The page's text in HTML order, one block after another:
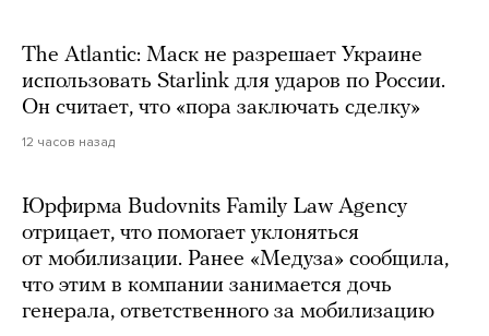
The Atlantic: Маск не разрешает Украине
использовать Starlink для ударов по России.
Он считает, что «пора заключать сделку»
12 часов назад
Юрфирма Budovnits Family Law Agency
отрицает, что помогает уклоняться
от мобилизации. Ранее «Медуза» сообщила,
что этим в компании занимается дочь
генерала, ответственного за мобилизацию